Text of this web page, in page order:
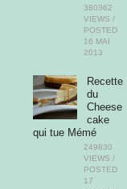
380362
VIEWS /
POSTED
16 MAI
2013
Recette
du
Cheese
cake
qui tue Mémé
249830
VIEWS /
POSTED
17